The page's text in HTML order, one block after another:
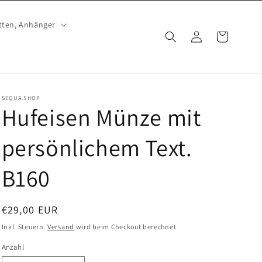
Anhänger
EinloggenWarenkorb
SEQUA.SHOP
Hufeisen Münze mit
persönlichem Text.
B160
Normaler
Preis
€29,00 EUR
Inkl. Steuern.Versand wird beim Checkout berechnet
Anzahl